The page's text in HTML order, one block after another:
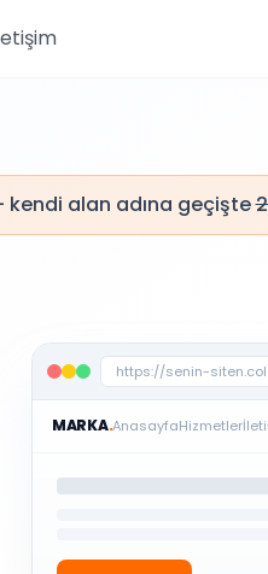
kendi alan adına geçişte
https://senin-
MARKA.AnasayfaHizmetler